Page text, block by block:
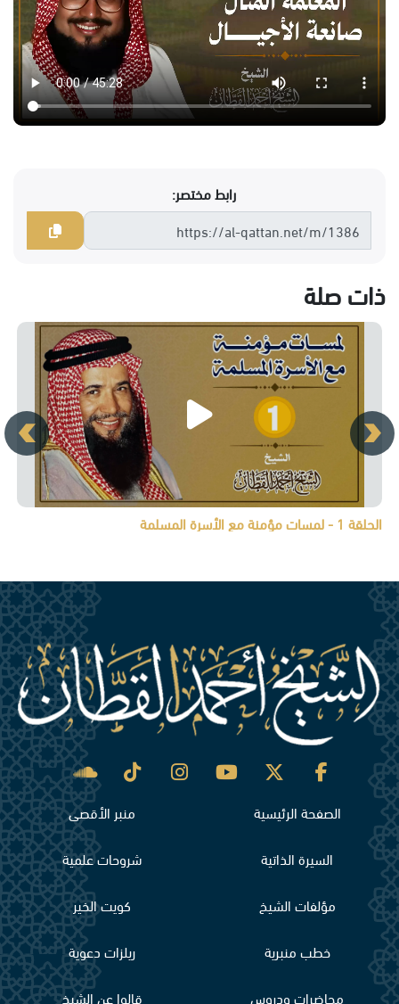
رابط مختصر:
ذات صلة
الحلقة 1 - لمسات مؤمنة مع الأسرة المسلمة
الصفحة الرئيسية
السيرة الذاتية
مؤلفات الشيخ
خطب منبرية
محاضرات ودروس
منبر الأقصى
شروحات علمية
كويت الخير
ريلزات دعوية
قالوا عن الشيخ